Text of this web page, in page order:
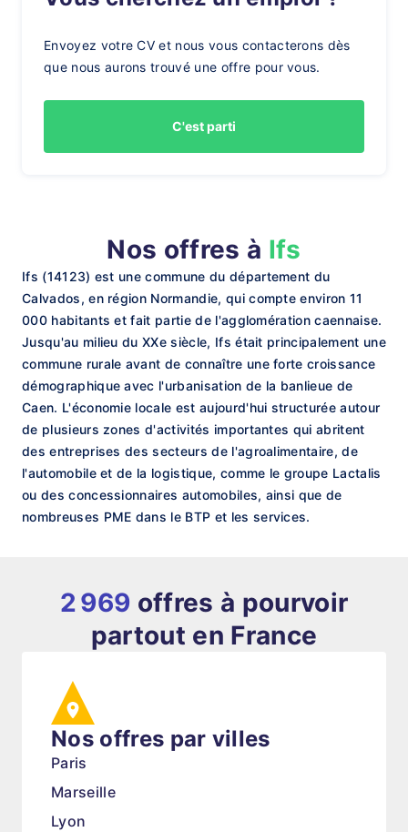
Envoyez votre CV et nous vous contacterons dès
que nous aurons trouvé une offre pour vous.
C'est parti
Nos offres à Ifs
Ifs (14123) est une commune du département du
Calvados, en région Normandie, qui compte environ 11
000 habitants et fait partie de l'agglomération caennaise.
Jusqu'au milieu du XXe siècle, Ifs était principalement une
commune rurale avant de connaître une forte croissance
démographique avec l'urbanisation de la banlieue de
Caen. L'économie locale est aujourd'hui structurée autour
de plusieurs zones d'activités importantes qui abritent
des entreprises des secteurs de l'agroalimentaire, de
l'automobile et de la logistique, comme le groupe Lactalis
ou des concessionnaires automobiles, ainsi que de
nombreuses PME dans le BTP et les services.
2 969 offres à pourvoir
partout en France
Nos offres par villes
Paris
Marseille
Lyon